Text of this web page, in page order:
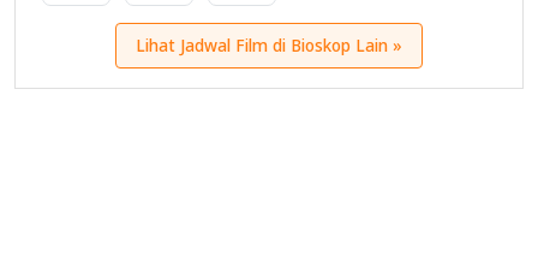
Lihat Jadwal Film di Bioskop Lain »